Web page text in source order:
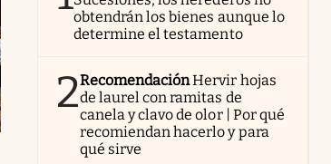
obtendrán los bienes aunque lo
determine el testamento
2RecomendaciónHervir hojas
de laurel con ramitas de
canela y clavo de olor | Por qué
recomiendan hacerlo y para
qué sirve